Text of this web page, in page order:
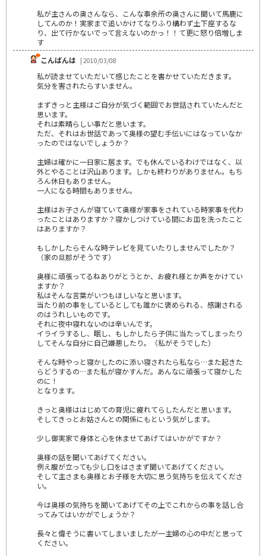
私が主さんの奥さんなら、こんな事余所の奥さんに聞いて馬鹿に
してんのか！実家まで追いかけてなりふり構わず土下座するな
り、出て行かないでって言えないのかっ！！て更に怒り倍増しま
す
こんばんは | 2010/03/08
私が読ませていただいて感じたことを書かせていただきます。
気分を害されたらすいません。
まずきっと主様はご自分が気づく範囲でお世話されていたんだと
思います。
それは素晴らしい事だと思います。
ただ、それはお世話であって奥様の望む手伝いにはなっていなか
ったのではないでしょうか？
主婦は確かに一日家に居ます。でも休んでいるわけではなく、以
外とやることは沢山あります。しかも終わりがありません。もち
ろん休日もありません。
一人になる時間もありません。
主様はお子さんが寝ていて奥様が家事をされている時家事を代わ
ったことはありますか？寝かしつけている間にお皿を洗ったこと
はありますか？
もしかしたらそんな時テレビを見ていたりしませんでしたか？
（家の旦那がそうです）
奥様に頑張ってるねありがとうとか、お疲れ様とか声をかけてい
ますか？
私はそんな言葉がいつもほしいなと思います。
当たり前の事をしているとしても誰かに褒められる、感謝される
のはうれしいものです。
それに夜中寝れないのは辛いんです。
イライラするし、眠し、もしかしたら子供に当たってしまったり
してそんな自分に自己嫌悪したり。（私がそうでした）
そんな時やっと寝かしたのに添い寝されたら私なら…また起きた
らどうするの…また私が寝かすんだ。あんなに頑張って寝かした
のに！
となります。
きっと奥様ははじめての育児に疲れてらしたんだと思います。
そしてきっとお姑さんとの関係にもという気がします。
少し御実家で身体と心を休ませてあげてはいかがですか？
奥様の話を聞いてあげてください。
例え腹が立っても少し口をはさまず聞いてあげてください。
そして主さまも奥様とお子様を大切に思う気持ちを伝えてくださ
い。
今は奥様の気持ちを聞いてあげてその上でこれからの事を話し合
ってみてはいかがでしょうか？
長々と偉そうに書いてしまいましたが一主婦の心の中だと思って
ください。